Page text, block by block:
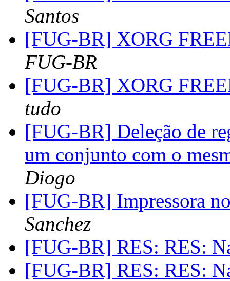
Santos
[FUG-BR] XORG
FUG-BR
[FUG-BR] XORG
tudo
[FUG-BR] Deleção de
um conjunto com o
Diogo
[FUG-BR] Impressora
Sanchez
[FUG-BR] RES: RES:
[FUG-BR] RES: RES: